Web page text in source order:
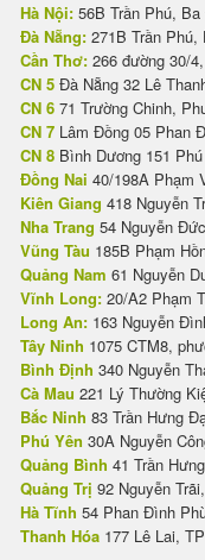
Hà Nội: 56B Trần Phú,
Đà Nẵng: 271B Trần Phú,
Cần Thơ: 266 đường 30/
CN 5 Đà Nẵng 32 Lê
CN 6 71 Trường Chinh,
CN 7 Lâm Đồng 05 Phan
CN 8 Bình Dương 151
Đồng Nai 40/198A Phạm
Kiên Giang 418 Nguyễn
Nha Trang 54 Nguyễn
Vũng Tàu 185B Phạm
Quảng Nam 61 Nguyễn
Vĩnh Long: 20/A2 Phạm
Long An: 163 Nguyễn
Tây Ninh 1075 CTM8,
Bình Định 340 Nguyễn
Cà Mau 221 Lý Thường
Bắc Ninh 83 Trần Hưng
Phú Yên 30A Nguyễn
Quảng Bình 41 Trần
Quảng Trị 92 Nguyễn
Hà Tĩnh 54 Phan Đình
Thanh Hóa 177 Lê Lai,